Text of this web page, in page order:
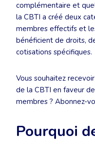
complémentaire et
la CBTI a créé deux
membres effectifs et
bénéficient de droits,
cotisations spécifiques.
Vous souhaitez
de la CBTI en faveur
membres ? Abonnez-
Pourquoi